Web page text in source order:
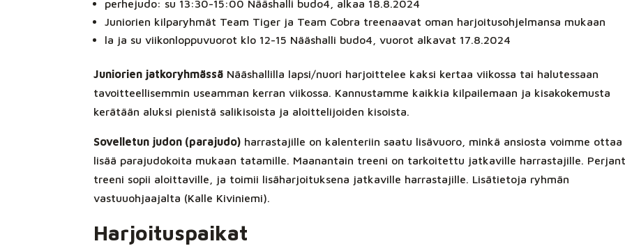
perhejudo: su 13:30-15:00 Nääshalli budo4, alkaa 18.8.2024
Juniorien kilparyhmät Team Tiger ja Team Cobra treenaavat oman harjoitusohjelmansa mukaan
la ja su viikonloppuvuorot klo 12-15 Nääshalli budo4, vuorot alkavat 17.8.2024
Juniorien jatkoryhmässä Nääshallilla lapsi/nuori harjoittelee kaksi kertaa viikossa tai halutessaan
tavoitteellisemmin useamman kerran viikossa. Kannustamme kaikkia kilpailemaan ja kisakokemusta
kerätään aluksi pienistä salikisoista ja aloittelijoiden kisoista.
Sovelletun judon (parajudo) harrastajille on kalenteriin saatu lisävuoro, minkä ansiosta voimme ottaa
lisää parajudokoita mukaan tatamille. Maanantain treeni on tarkoitettu jatkaville harrastajille.
treeni sopii aloittaville, ja toimii lisäharjoituksena jatkaville harrastajille. Lisätietoja ryhmän
vastuuohjaajalta (Kalle Kiviniemi).
Harjoituspaikat